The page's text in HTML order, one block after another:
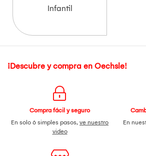
Infantil
¡Descubre y compra en Oechsle!
Compra fácil y seguro
En solo 6 simples pasos, ve nuestro
video
En